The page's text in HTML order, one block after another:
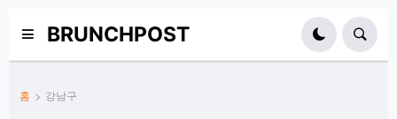
BRUNCHPOST
홈 강남구